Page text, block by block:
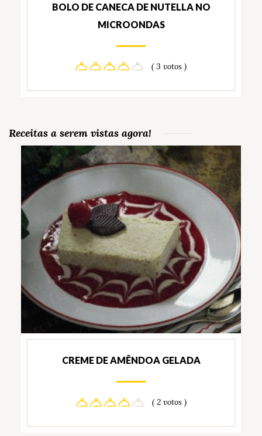
BOLO DE CANECA DE NUTELLA NO
MICROONDAS
( 3 votos )
Receitas a serem vistas agora!
CREME DE AMÊNDOA GELADA
( 2 votos )